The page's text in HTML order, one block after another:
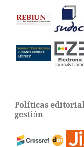
Políticas
gestión